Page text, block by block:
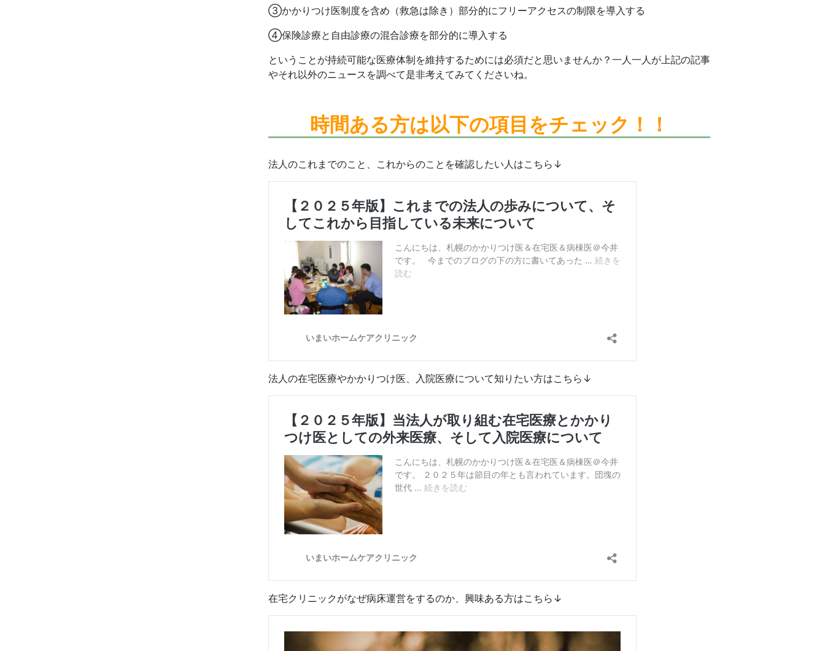
③かかりつけ医制度を含め（救急は除き）部分的にフリーアクセスの制限を導入する
④保険診療と自由診療の混合診療を部分的に導入する
ということが持続可能な医療体制を維持するためには必須だと思いませんか？一人一人が上記の記事
やそれ以外のニュースを調べて是非考えてみてくださいね。
時間ある方は以下の項目をチェック！！
法人のこれまでのこと、これからのことを確認したい人はこちら↓
法人の在宅医療やかかりつけ医、入院医療について知りたい方はこちら↓
在宅クリニックがなぜ病床運営をするのか、興味ある方はこちら↓